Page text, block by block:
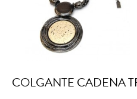
COLGANTE CADENA